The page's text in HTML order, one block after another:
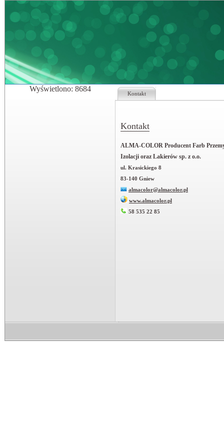
Wyświetlono: 8684
Kontakt
Kontakt
ALMA-COLOR Producent Farb
Izolacji oraz Lakierów sp. z o.o.
ul. Krasickiego 8
83-140 Gniew
almacolor@almacolor.pl
www.almacolor.pl
58 535 22 85